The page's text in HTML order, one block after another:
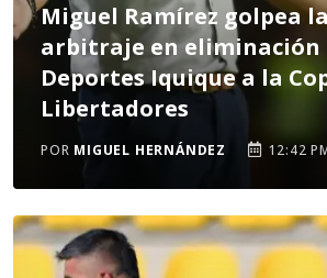
Miguel Ramírez golpea
arbitraje en eliminación
Deportes Iquique a la
Libertadores
POR MIGUEL HERNÁNDEZ 12:42